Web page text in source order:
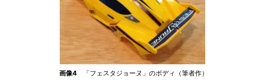
画像4 「フェスタジョーヌ」のボディ（筆者作）